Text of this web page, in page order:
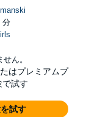
分
ん。
はプレミアムプ
で試す
試す